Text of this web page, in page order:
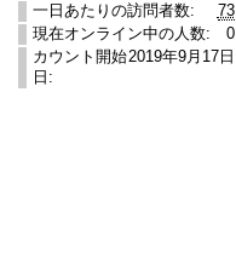
73
一日あたりの訪問者数:
0
現在オンライン中の人数:
2019年9月17日
カウント開始
日: